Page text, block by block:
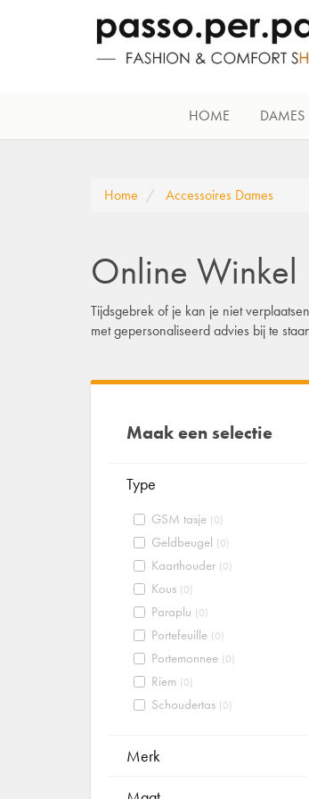
HOME DAMES
Home Accessoires Dames
Online Winkel
Tijdsgebrek of je kan je niet
met gepersonaliseerd advies bij te
Maak een selectie
Type
GSM tasje (0)
Geldbeugel (0)
Kaarthouder (0)
Kous (0)
Paraplu (0)
Portefeuille (0)
Portemonnee (0)
Riem (0)
Schoudertas (0)
Merk